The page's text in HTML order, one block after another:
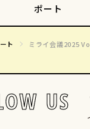
ポート
ト
ミライ会議2025
US